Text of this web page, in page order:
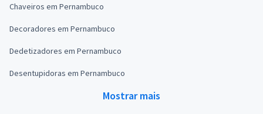
Chaveiros em Pernambuco
Decoradores em Pernambuco
Dedetizadores em Pernambuco
Desentupidoras em Pernambuco
Mostrar mais